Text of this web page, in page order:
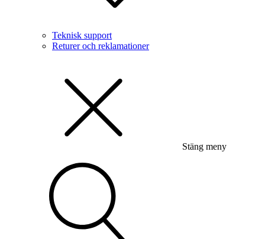
Teknisk support
Returer och reklamationer
Stäng meny